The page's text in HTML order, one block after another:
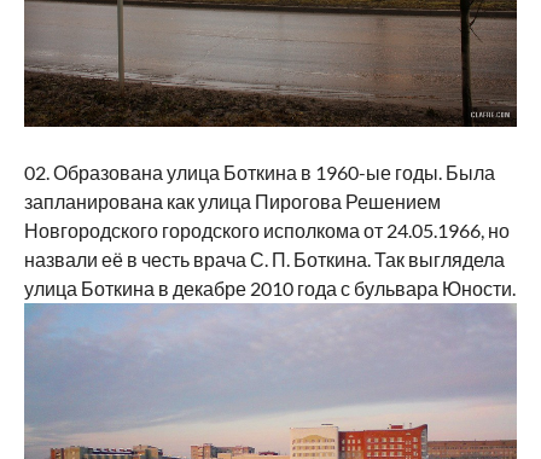
02. Образована улица Боткина в 1960-ые годы. Была
запланирована как улица Пирогова Решением
Новгородского городского исполкома от 24.05.1966, но
назвали её в честь врача С. П. Боткина. Так выглядела
улица Боткина в декабре 2010 года с бульвара Юности.